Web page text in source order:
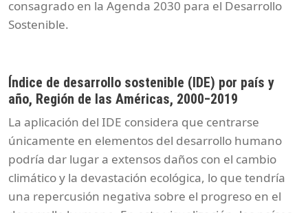
consagrado en la Agenda 2030 para el Desarrollo
Sostenible.
Índice de desarrollo sostenible (IDE) por país y
año, Región de las Américas, 2000‒2019
La aplicación del IDE considera que centrarse
únicamente en elementos del desarrollo humano
podría dar lugar a extensos daños con el cambio
climático y la devastación ecológica, lo que tendría
una repercusión negativa sobre el progreso en el